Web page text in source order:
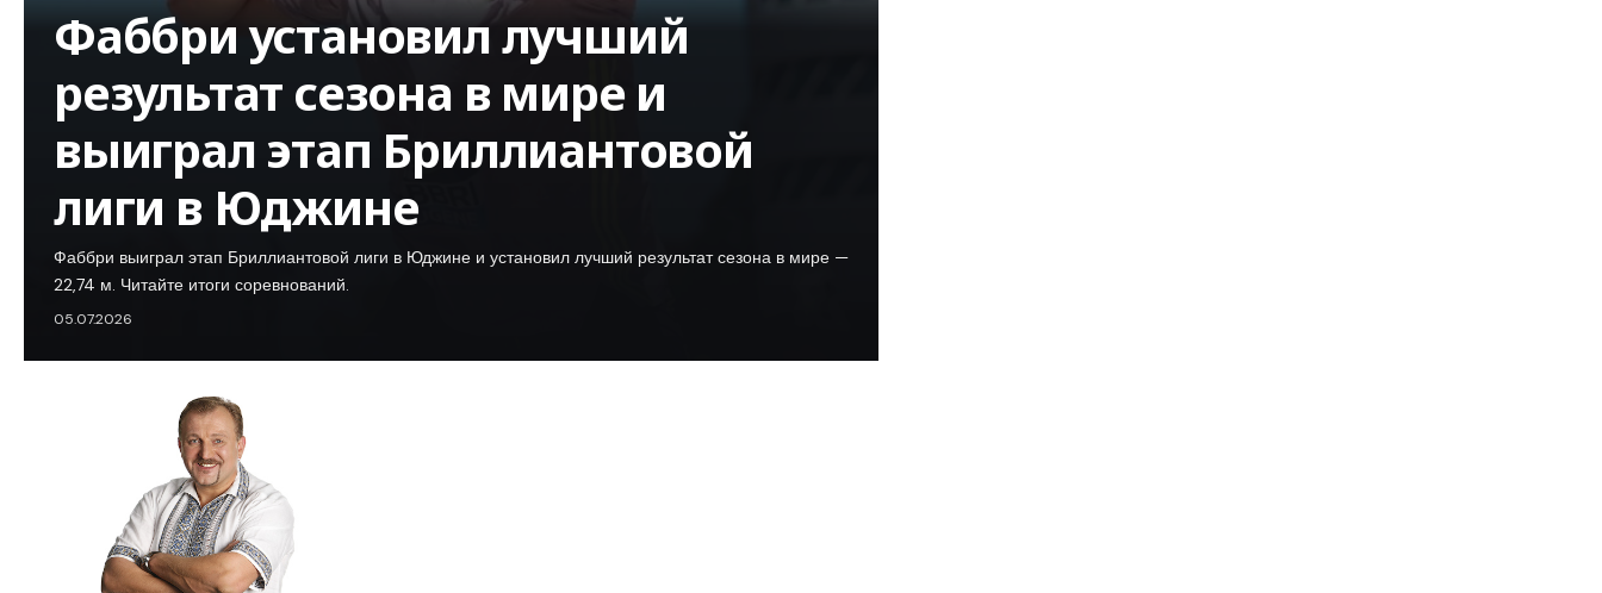
Фаббри установил лучший
результат сезона в мире и
выиграл этап Бриллиантовой
лиги в Юджине
Фаббри выиграл этап Бриллиантовой лиги в Юджине и установил лучший результат сезона в мире —
22,74 м. Читайте итоги соревнований.
05.07.2026